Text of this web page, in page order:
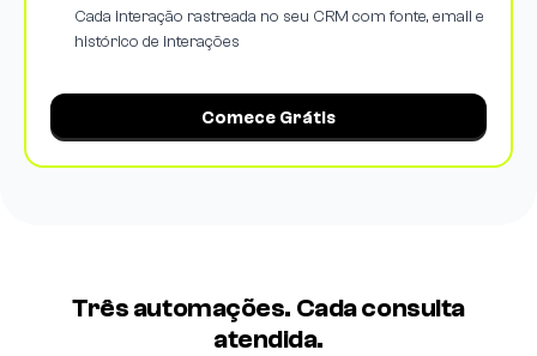
Cada interação rastreada no seu CRM com fonte, email e
histórico de interações
Comece Grátis
Três automações. Cada consulta
atendida.